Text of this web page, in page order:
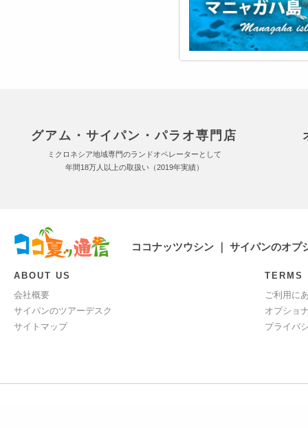
グアム・サイパン・パラオ専門店
ミクロネシア地域専門のランドオペレーターとして
年間18万人以上の取扱い（2019年実績）
ココナッツウシン ｜ サイパンのオプ
ABOUT US
会社概要
サイパンのツアーデスク
サイトマップ
TERMS
ご利用に
オプショ
プライバ